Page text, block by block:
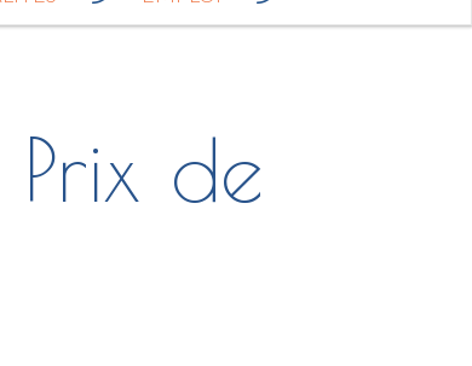
r
de